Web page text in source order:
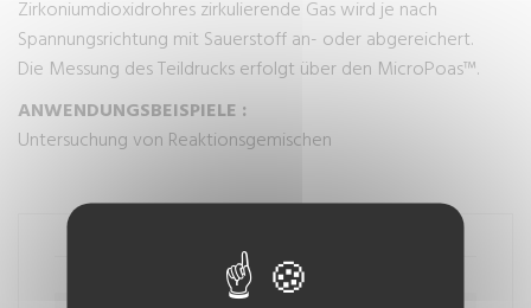
Zirkoniumdioxidrohres zirkulierende Gas wird je nach
Spannungsrichtung mit Sauerstoff an- oder abgereichert.
Die Messung des Teildrucks erfolgt über den MicroPoas™.
ANWENDUNGSBEISPIELE :
Untersuchung von Reaktionsgemischen